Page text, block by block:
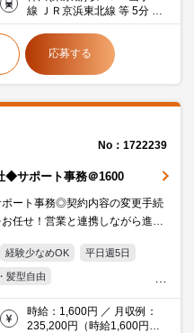
線 ＪＲ京浜東北線 等 5分 徒
歩
応募する
No：1722239
◆サポート事務＠1600
ート事務◎契約内容の変更手続
任せ！営業と連携しながら進め
経験少なめOK 平日週5日
髪型自由
Excel 20代活躍中
金融
時給：1,600円 ／ 月収例：
235,200円（時給1,600円×